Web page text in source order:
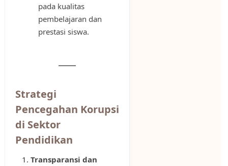
pada kualitas
pembelajaran dan
prestasi siswa.
Strategi
Pencegahan Korupsi
di Sektor
Pendidikan
Transparansi dan